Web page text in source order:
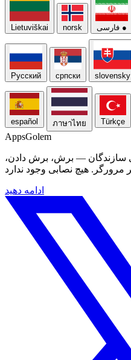
Lietuviškai norsk فارسی ●
Русский српски slovensky
español ภาษาไทย Türkçe
AppsGolem
سازندگان — برش، برش دادن،
ادامه دهید